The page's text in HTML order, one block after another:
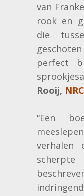
van
rook en
die
perfect
Rooij,
“Een
verhalen